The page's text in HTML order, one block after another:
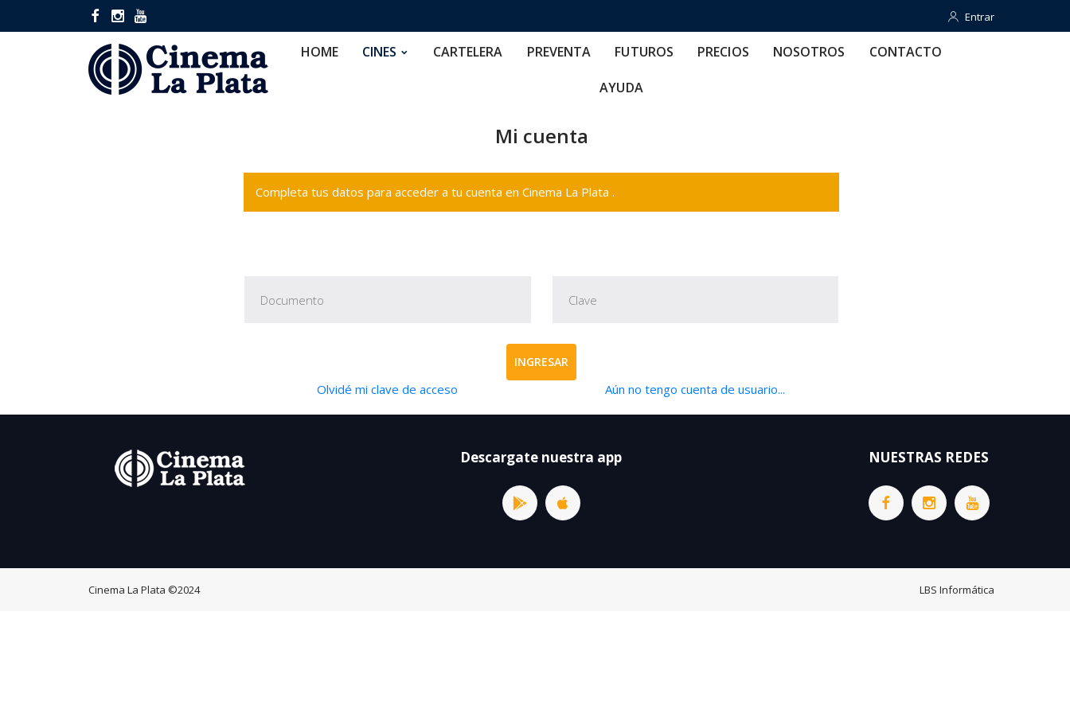
Entrar
Entrar
HOME CINES CARTELERA PREVENTA FUTUROS PRECIOS NOSOTROS CONTACTO
AYUDA
Mi cuenta
Completa tus datos para acceder a tu cuenta en Cinema La Plata .
INGRESAR
Olvidé mi clave de acceso Aún no tengo cuenta de usuario...
Descargate nuestra app NUESTRAS REDES
Cinema La Plata ©2024 LBS Informática